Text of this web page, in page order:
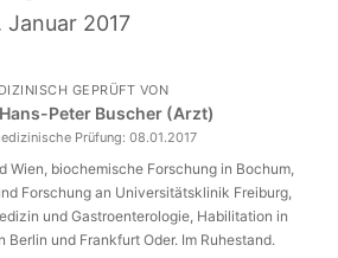
Januar 2017
GEPRÜFT VON
Peter Buscher (Arzt)
Prüfung: 08.01.2017
Wien, biochemische Forschung in Bochum,
Forschung an Universitätsklinik Freiburg,
und Gastroenterologie, Habilitation in
Berlin und Frankfurt Oder. Im Ruhestand.